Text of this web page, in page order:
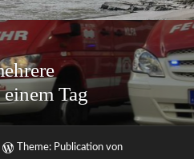
Tag
Theme: Publication von